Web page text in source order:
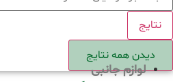
.
نتایج
دیدن همه نتایج
لوازم جانبی